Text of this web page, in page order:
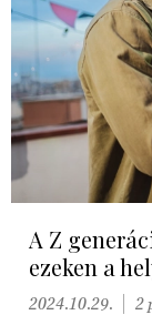
A Z
ezeken a
2024.10.29. 2